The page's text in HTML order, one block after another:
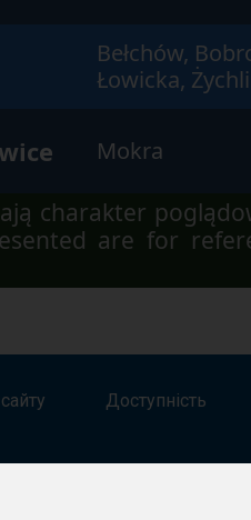
Bełchów,
Łowicka,
Mokra
charakter
are for
Доступність